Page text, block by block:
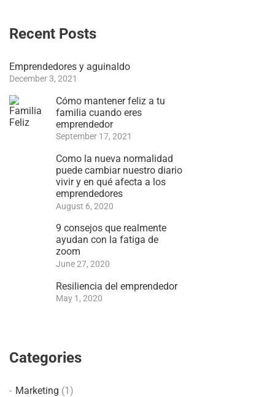
Recent Posts
Emprendedores y aguinaldo
December 3, 2021
Cómo mantener feliz a tu
familia cuando eres
emprendedor
September 17, 2021
Como la nueva normalidad
puede cambiar nuestro diario
vivir y en qué afecta a los
emprendedores
August 6, 2020
9 consejos que realmente
ayudan con la fatiga de
zoom
June 27, 2020
Resiliencia del emprendedor
May 1, 2020
Categories
Marketing (1)